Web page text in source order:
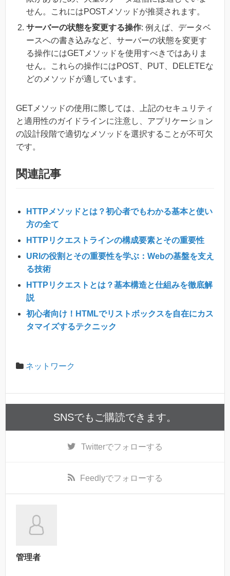
せん。これにはPOSTメソッドが推奨されます。
サーバーの状態を変更する操作: 例えば、データベ
ースへの書き込みなど、サーバーの状態を変更す
る操作にはGETメソッドを使用すべきではありま
せん。これらの操作にはPOST、PUT、DELETEな
どのメソッドが適しています。
GETメソッドの使用に際しては、上記のセキュリティ
と適用性のガイドラインに注意し、アプリケーション
の設計段階で適切なメソッドを選択することが不可欠
です。
関連記事
HTTPメソッドとは？初心者でもわかる基本と使い
方の全て
HTTPリクエストラインの構成要素とその重要性
URIの役割とその重要性を学ぶ：Webの基盤を支え
る技術
HTTPリクエストとは？基本構造と仕組みを徹底解
説
初心者向け！HTMLでリストボックスを自在にカス
タマイズするテクニック
ネットワーク
SNSでもご購読できます。
Twitterでフォローする
Feedlyでフォローする
管理者